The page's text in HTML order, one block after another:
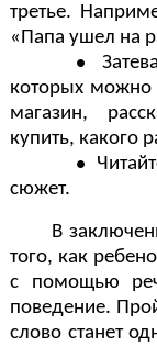
третье.
«Папа ушел на
которых можно
магазин,
купить, какого
сюжет.
В
того, как
с помощью
поведение.
слово станет